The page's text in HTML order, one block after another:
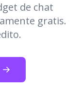
de chat
gratis.